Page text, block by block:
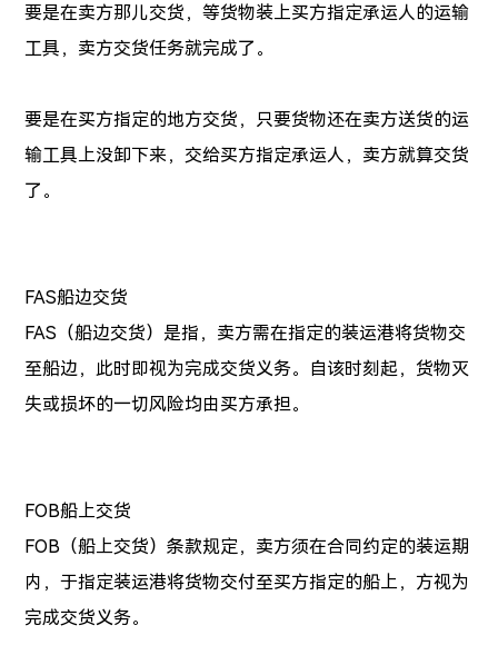
要是在卖方那儿交货，等货物装上买方指定承运人的运输
工具，卖方交货任务就完成了。
要是在买方指定的地方交货，只要货物还在卖方送货的运
输工具上没卸下来，交给买方指定承运人，卖方就算交货
了。
FAS船边交货
FAS（船边交货）是指，卖方需在指定的装运港将货物交
至船边，此时即视为完成交货义务。自该时刻起，货物灭
失或损坏的一切风险均由买方承担。
FOB船上交货
FOB（船上交货）条款规定，卖方须在合同约定的装运期
内，于指定装运港将货物交付至买方指定的船上，方视为
完成交货义务。